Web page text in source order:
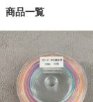
商品一覧